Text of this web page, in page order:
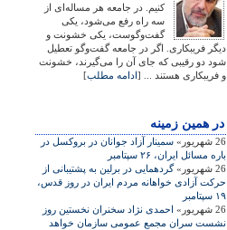
کنیم. در جامعه هر مساله‌ای از
سه راه رفع می‌شود، یکی
گفت‌وگوست، یکی خشونت و
دیگر فریبکاری. اگر در جامعه گفت‌وگو تعطیل
شود دو رقیبی که جای آن را می‌گیرند، خشونت
و فریبکاری هستند ... [ادامه مطلب]
در همين زمينه
26 شهریور»
سمينار آزاد جوانان در بروکسل در
باره مسائل ايران، ۲۶ سپتامبر
26 شهریور»
گردهمايی در برلين به پشتيبانی از
حرکت آزادی خواهانه مردم ايران در روز قدس،
۱۹ سپتامبر
26 شهریور»
احمدی نژاد سخنران نخستين روز
نشست سران مجمع عمومی سازمان خواهد